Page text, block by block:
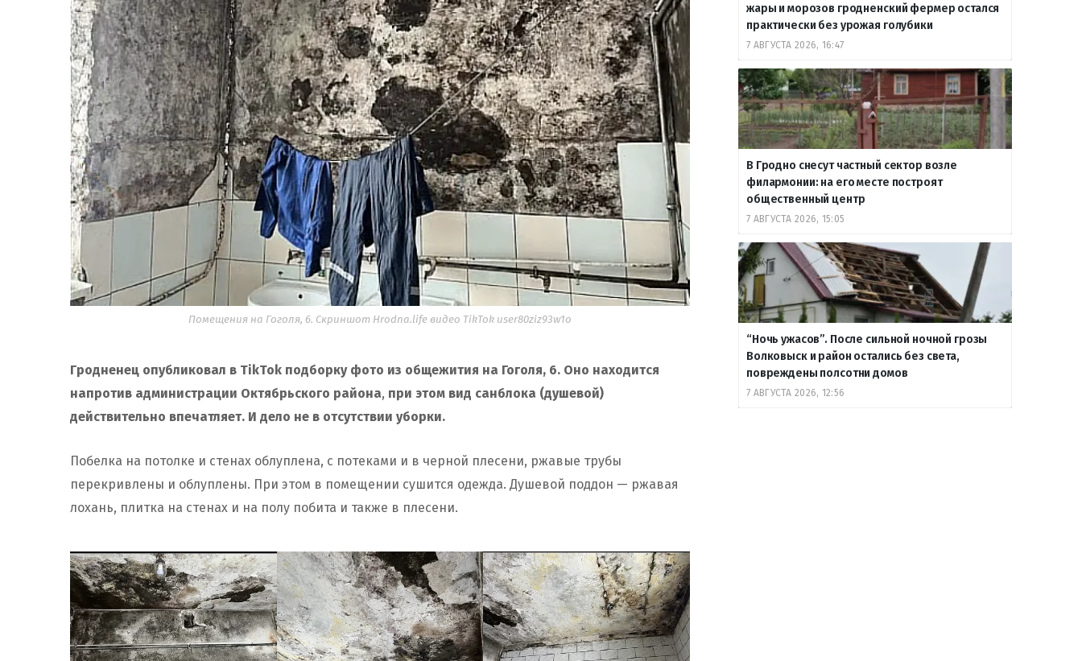
Помещения на Гоголя, 6. Скриншот Hrodna.life видео TikTok user80ziz93w1o
Гродненец опубликовал в TikTok подборку фото из общежития на Гоголя, 6. Оно находится
напротив администрации Октябрьского района, при этом вид санблока (душевой)
действительно впечатляет. И дело не в отсутствии уборки.
Побелка на потолке и стенах облуплена, с потеками и в черной плесени, ржавые трубы
перекривлены и облуплены. При этом в помещении сушится одежда. Душевой поддон — ржавая
лохань, плитка на стенах и на полу побита и также в плесени.
жары и морозов гродненский фермер остался
практически без урожая голубики
7 АВГУСТА 2026, 16:47
В Гродно снесут частный сектор возле
филармонии: на его месте построят
общественный центр
7 АВГУСТА 2026, 15:05
“Ночь ужасов”. После сильной ночной грозы
Волковыск и район остались без света,
повреждены полсотни домов
7 АВГУСТА 2026, 12:56